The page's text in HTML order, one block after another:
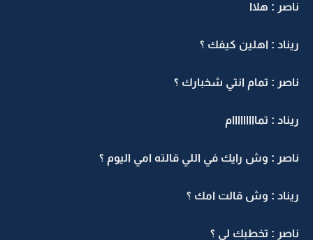
ناصر : هلاا
ريناد : اهلين كيفك ؟
ناصر : تمام انتي شخبارك ؟
ريناد : تمااااااااام
ناصر : وش رايك في اللي قالته امي اليوم ؟
ريناد : وش قالت امك ؟
ناصر : تخطبك لي ؟